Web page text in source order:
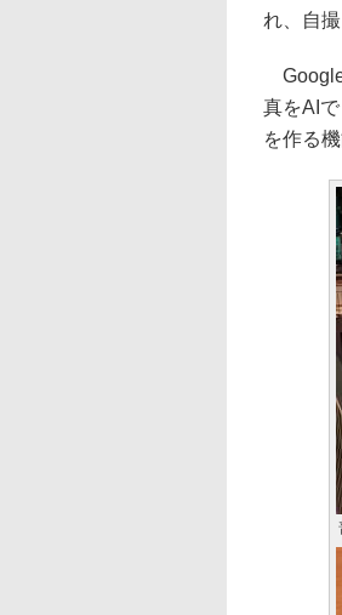
れ、自
Google
真をAI
を作る